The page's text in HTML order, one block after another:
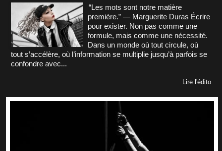
“Les mots sont notre matière
première.” — Marguerite Duras Écrire
pour exister. Non pas comme une
formule, mais comme une nécessité.
Dans un monde où tout circule, où
tout s’accélère, où l’information se multiplie jusqu’à parfois se
confondre avec...
Lire l'édito